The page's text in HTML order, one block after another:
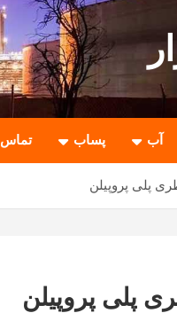
آب پساب تماس
پلی پروپیلن
پلی پروپیلن